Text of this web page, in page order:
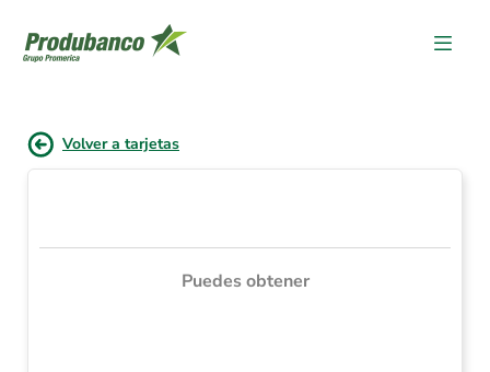
Volver a tarjetas
Puedes obtener